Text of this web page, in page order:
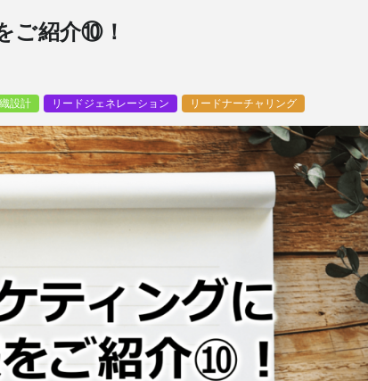
ご紹介⑩！
設計 リードジェネレーション リードナーチャリング